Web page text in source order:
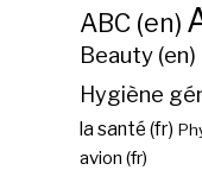
ABC (en)
Beauty (en)
Hygiène
la santé (fr)
avion (fr)